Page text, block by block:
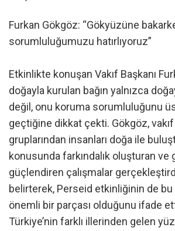
Furkan Gökgöz: “Gökyüzüne
sorumluluğumuzu hatırlıyoruz”
Etkinlikte konuşan Vakıf Başkanı
doğayla kurulan bağın yalnızca
değil, onu koruma sorumluluğunu
geçtiğine dikkat çekti. Gökgöz,
gruplarından insanları doğa ile
konusunda farkındalık oluşturan ve
güçlendiren çalışmalar
belirterek, Perseid etkinliğinin de bu
önemli bir parçası olduğunu ifade
Türkiye’nin farklı illerinden gelen